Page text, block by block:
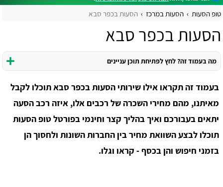
טופ הסעות הסעות במרכז הסעות בכפר סבא
הסעות בכפר סבא
מה בעמוד זה? לחץ לפתיחת תוכן עניינים
בעמוד זה תקראו אילו שירותי הסעות בכפר סבא תוכלו לקבל
מאיתנו, מהם מחירי השכרה של רכבים אלו, איזה רכב הסעה
יתאים בעבורכם ואיך בהליך קצר וחינמי בפורטל טופ הסעות
תוכלו לבצע השוואת מחיר בין החברות השונות ולחסוך הן
בזמני חיפוש והן בכסף - קראו וגלו.